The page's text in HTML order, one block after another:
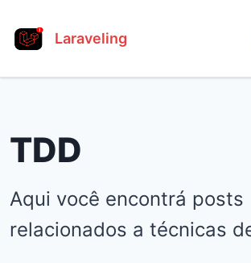
Laraveling
TDD
Aqui você encontrá posts
relacionados a técnicas